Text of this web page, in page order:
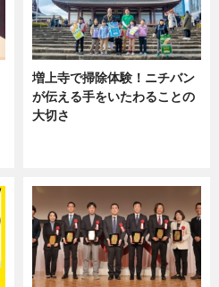
増上寺で掃除体験！ニチバン
が伝える手をいたわることの
大切さ